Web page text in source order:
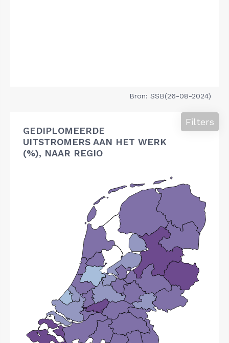
Bron: SSB(26-08-2024)
GEDIPLOMEERDE
UITSTROMERS AAN HET WERK
(%), NAAR REGIO
Filters